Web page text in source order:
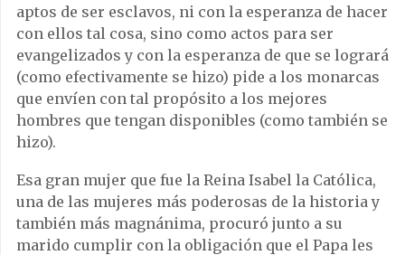
aptos de ser esclavos, ni con la esperanza de hacer
con ellos tal cosa, sino como actos para ser
evangelizados y con la esperanza de que se logrará
(como efectivamente se hizo) pide a los monarcas
que envíen con tal propósito a los mejores
hombres que tengan disponibles (como también se
hizo).
Esa gran mujer que fue la Reina Isabel la Católica,
una de las mujeres más poderosas de la historia y
también más magnánima, procuró junto a su
marido cumplir con la obligación que el Papa les